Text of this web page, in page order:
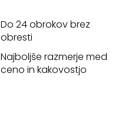
Do 24 obrokov brez
obresti
Najboljše razmerje med
ceno in kakovostjo